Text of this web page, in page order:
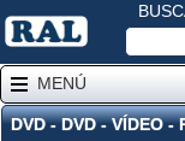
MENÚ
DVD - DVD - VÍDEO -